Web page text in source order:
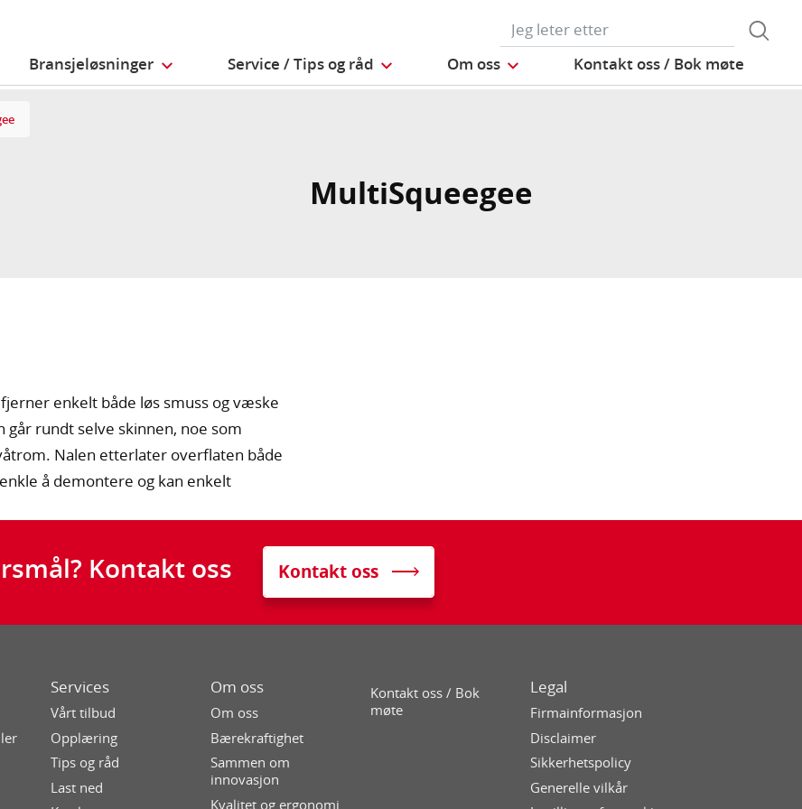
Bransjeløsninger Service / Tips og råd Om oss Kontakt oss / Bok møte
MultiSqueegee
enkelt både løs smuss og væske
rundt selve skinnen, noe som
Nalen etterlater overflaten både
å demontere og kan enkelt
Kontakt oss Kontakt oss
Services
Vårt tilbud
Opplæring
Tips og råd
Last ned
Om oss
Om oss
Bærekraftighet
Sammen om
innovasjon
Kvalitet og ergonomi
Kontakt oss / Bok
møte
Legal
Firmainformasjon
Disclaimer
Sikkerhetspolicy
Generelle vilkår